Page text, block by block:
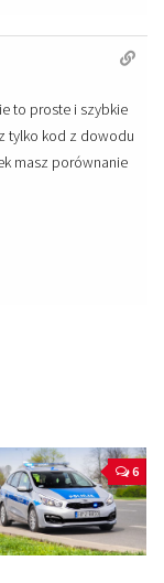
to proste i szybkie
tylko kod z dowodu
masz porównanie
6